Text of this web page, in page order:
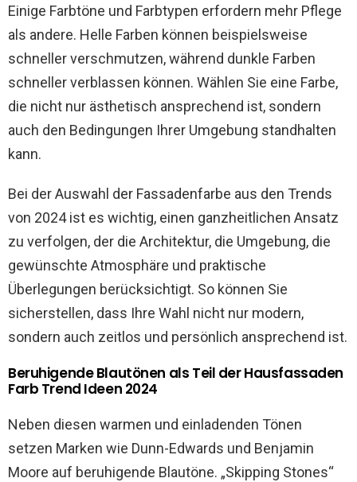
Einige Farbtöne und Farbtypen erfordern mehr Pflege
als andere. Helle Farben können beispielsweise
schneller verschmutzen, während dunkle Farben
schneller verblassen können. Wählen Sie eine Farbe,
die nicht nur ästhetisch ansprechend ist, sondern
auch den Bedingungen Ihrer Umgebung standhalten
kann.
Bei der Auswahl der Fassadenfarbe aus den Trends
von 2024 ist es wichtig, einen ganzheitlichen Ansatz
zu verfolgen, der die Architektur, die Umgebung, die
gewünschte Atmosphäre und praktische
Überlegungen berücksichtigt. So können Sie
sicherstellen, dass Ihre Wahl nicht nur modern,
sondern auch zeitlos und persönlich ansprechend ist.
Beruhigende Blautönen als Teil der Hausfassaden
Farb Trend Ideen 2024
Neben diesen warmen und einladenden Tönen
setzen Marken wie Dunn-Edwards und Benjamin
Moore auf beruhigende Blautöne. „Skipping Stones“